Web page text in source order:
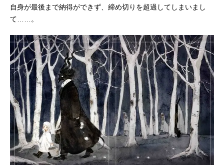
自身が最後まで納得ができず、締め切りを超過してしまいまし
て……。